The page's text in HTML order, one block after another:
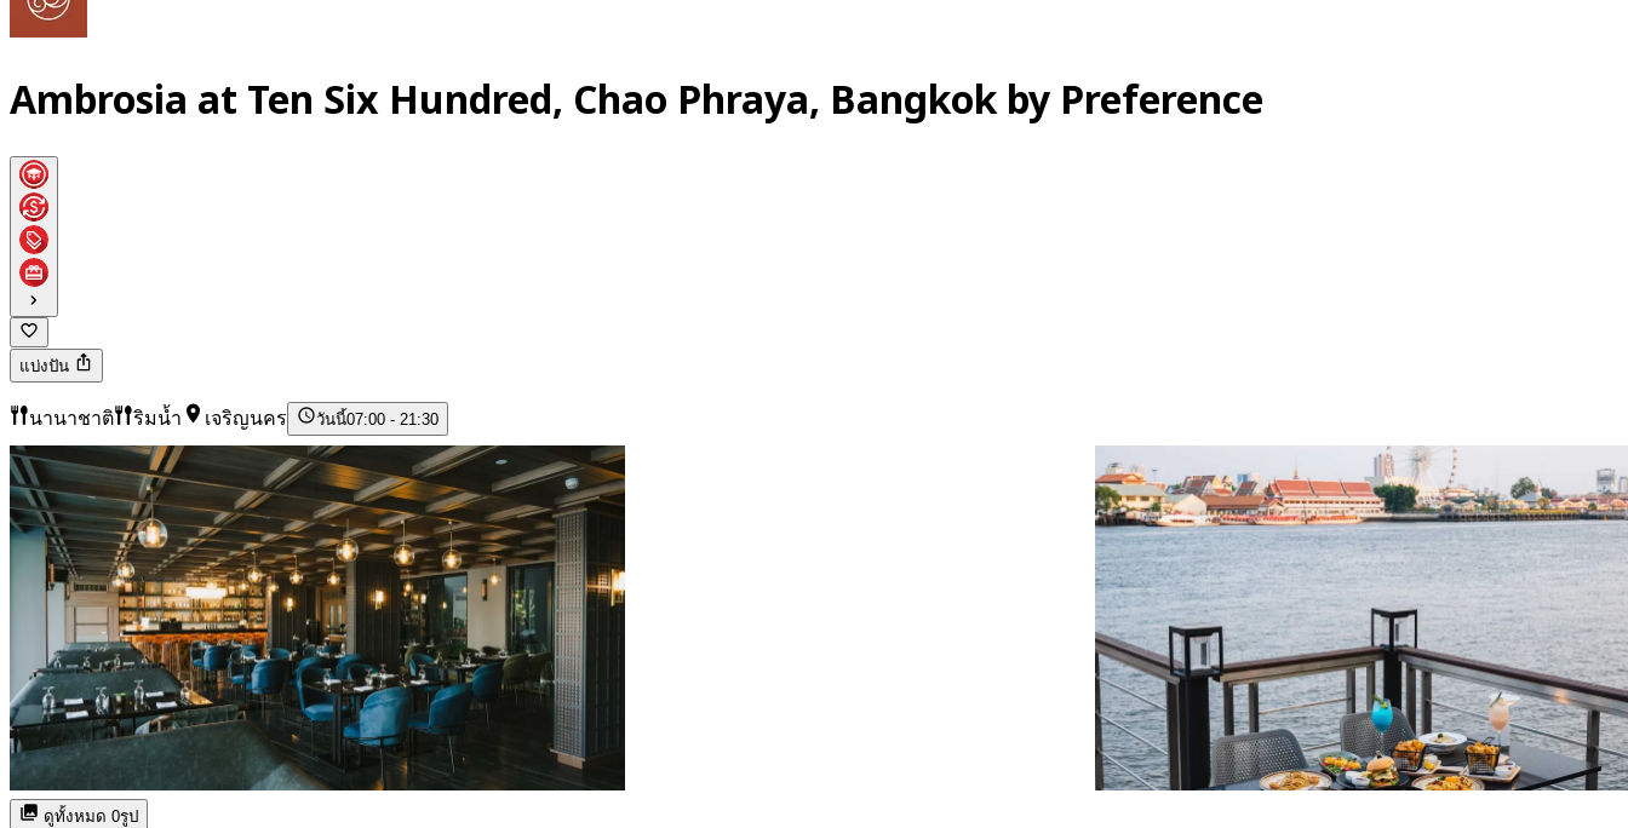
Ambrosia at Ten Six Hundred, Chao Phraya, Bangkok by Preference
แบ่งปัน
นานาชาติ ริมน้ำ เจริญนคร วันนี้07:00 - 21:30
ดูทั้งหมด 0รูป